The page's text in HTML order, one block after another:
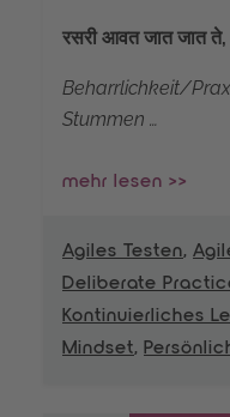
रसरी आवत जात जात ते,
Beharrlichkeit/
Stummen …
mehr lesen >>
Agiles Testen,
Deliberate
Kontinuierliches
Mindset,